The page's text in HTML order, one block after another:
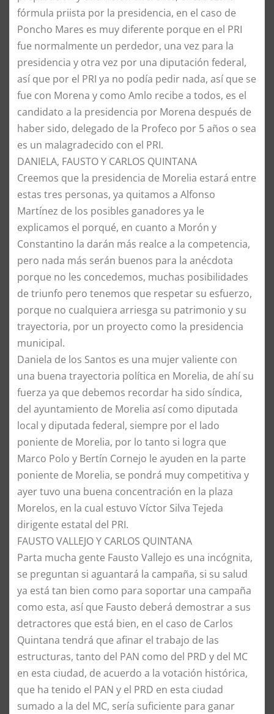
fórmula priista por la presidencia, en el caso de
Poncho Mares es muy diferente porque en el PRI
fue normalmente un perdedor, una vez para la
presidencia y otra vez por una diputación federal,
así que por el PRI ya no podía pedir nada, así que se
fue con Morena y como Amlo recibe a todos, es el
candidato a la presidencia por Morena después de
haber sido, delegado de la Profeco por 5 años o sea
es un malagradecido con el PRI.
DANIELA, FAUSTO Y CARLOS QUINTANA
Creemos que la presidencia de Morelia estará entre
estas tres personas, ya quitamos a Alfonso
Martínez de los posibles ganadores ya le
explicamos el porqué, en cuanto a Morón y
Constantino la darán más realce a la competencia,
pero nada más serán buenos para la anécdota
porque no les concedemos, muchas posibilidades
de triunfo pero tenemos que respetar su esfuerzo,
porque no cualquiera arriesga su patrimonio y su
trayectoria, por un proyecto como la presidencia
municipal.
Daniela de los Santos es una mujer valiente con
una buena trayectoria política en Morelia, de ahí su
fuerza ya que debemos recordar ha sido síndica,
del ayuntamiento de Morelia así como diputada
local y diputada federal, siempre por el lado
poniente de Morelia, por lo tanto si logra que
Marco Polo y Bertín Cornejo le ayuden en la parte
poniente de Morelia, se pondrá muy competitiva y
ayer tuvo una buena concentración en la plaza
Morelos, en la cual estuvo Víctor Silva Tejeda
dirigente estatal del PRI.
FAUSTO VALLEJO Y CARLOS QUINTANA
Parta mucha gente Fausto Vallejo es una incógnita,
se preguntan si aguantará la campaña, si su salud
ya está tan bien como para soportar una campaña
como esta, así que Fausto deberá demostrar a sus
detractores que está bien, en el caso de Carlos
Quintana tendrá que afinar el trabajo de las
estructuras, tanto del PAN como del PRD y del MC
en esta ciudad, de acuerdo a la votación histórica,
que ha tenido el PAN y el PRD en esta ciudad
sumado a la del MC, sería suficiente para ganar